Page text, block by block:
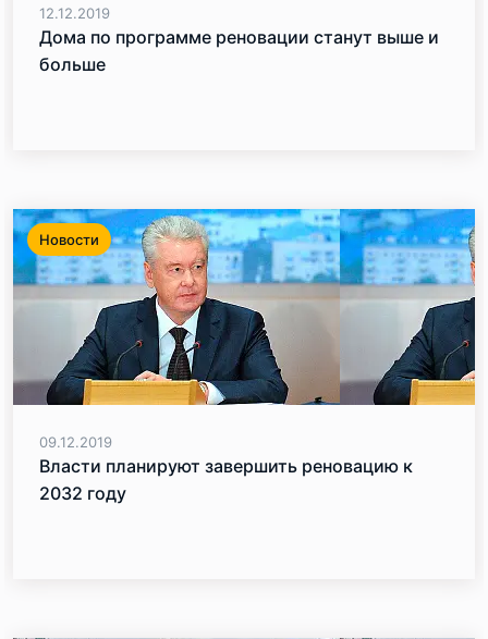
12.12.2019
Дома по программе реновации станут выше и
больше
Новости
09.12.2019
Власти планируют завершить реновацию к
2032 году